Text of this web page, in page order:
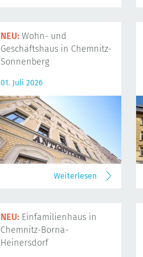
NEU: Wohn- und
Geschäftshaus in Chemnitz-
Sonnenberg
01. Juli 2026
Weiterlesen
NEU: Einfamilienhaus in
Chemnitz-Borna-
Heinersdorf